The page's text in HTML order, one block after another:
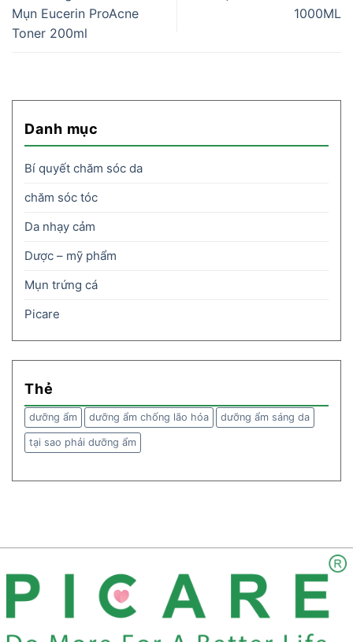
Mụn Eucerin ProAcne
Toner 200ml
1000ML
Danh mục
Bí quyết chăm sóc da
chăm sóc tóc
Da nhạy cảm
Dược – mỹ phẩm
Mụn trứng cá
Picare
Thẻ
dưỡng ẩm dưỡng ẩm chống lão hóa dưỡng ẩm sáng da
tại sao phải dưỡng ẩm